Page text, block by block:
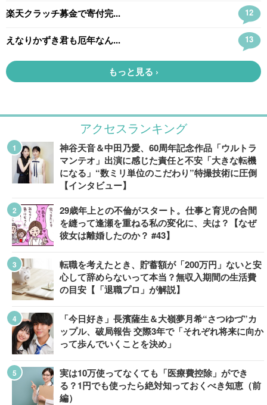
アクセスランキング
神谷天音＆中田乃愛、60周年記念作品「ウルトラ
マンテオ」出演に感じた責任と不安「大きな転機
になる」“数ミリ単位のこだわり”特撮技術に圧倒
【インタビュー】
29歳年上との不倫がスタート。仕事と育児の合間
を縫って逢瀬を重ねる私の変化に、夫は？【なぜ
彼女は離婚したのか？ #43】
転職を考えたとき、貯蓄額が「200万円」ないと安
心して辞めらないって本当？無収入期間の生活費
の目安【「退職プロ」が解説】
「今日好き」長濱薩生＆大嶺夢月希“さつゆづ”カ
ップル、破局報告 交際3年で「それぞれ将来に向か
って歩んでいくことを決め」
実は10万使ってなくても「医療費控除」ができ
る？1円でも使ったら絶対知っておくべき知恵（前
編）